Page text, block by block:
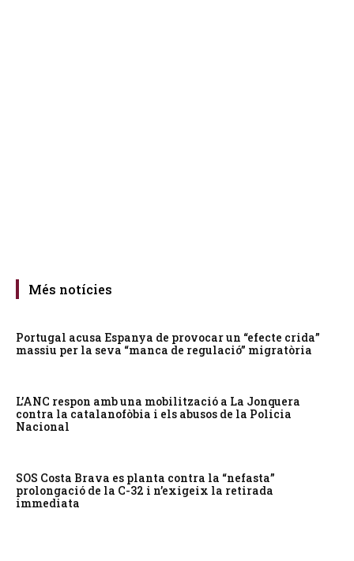
Més notícies
Portugal acusa Espanya de provocar un “efecte crida”
massiu per la seva “manca de regulació” migratòria
L’ANC respon amb una mobilització a La Jonquera
contra la catalanofòbia i els abusos de la Policia
Nacional
SOS Costa Brava es planta contra la “nefasta”
prolongació de la C-32 i n’exigeix la retirada
immediata